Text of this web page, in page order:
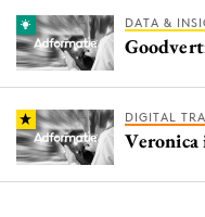
DATA &
DIGITAL
Veronica